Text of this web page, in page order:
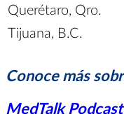
Querétaro, Qro.
Tijuana, B.C.
Conoce más
MedTalk Podcast